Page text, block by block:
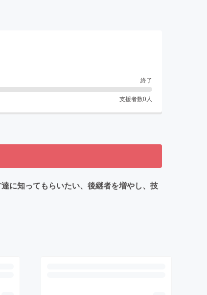
終了
支援者数0 人
に知ってもらいたい、後継者を増やし、技